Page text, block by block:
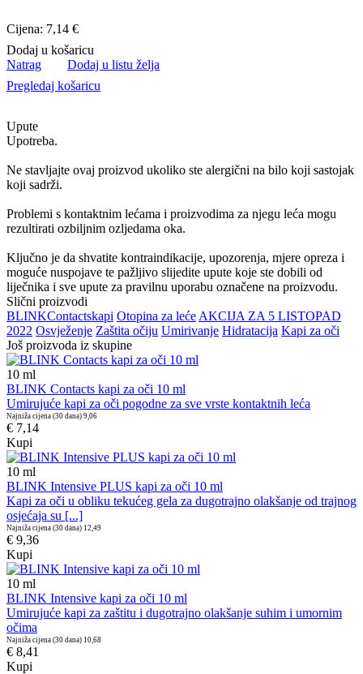
Cijena: 7,14 €
Dodaj u košaricu
Natrag
Dodaj u listu želja
Pregledaj košaricu
Upute
Upotreba.
Ne stavljajte ovaj proizvod ukoliko ste alergični na bilo koji sastojak
koji sadrži.
Problemi s kontaktnim lećama i proizvodima za njegu leća mogu
rezultirati ozbiljnim ozljedama oka.
Ključno je da shvatite kontraindikacije, upozorenja, mjere opreza i
moguće nuspojave te pažljivo slijedite upute koje ste dobili od
liječnika i sve upute za pravilnu uporabu označene na proizvodu.
Slični proizvodi
BLINKContactskapi Otopina za leće AKCIJA ZA 5 LISTOPAD
2022 Osvježenje Zaštita očiju Umirivanje Hidratacija Kapi za oči
Još proizvoda iz skupine
10 ml
BLINK Contacts kapi za oči 10 ml
Umirujuće kapi za oči pogodne za sve vrste kontaktnih leća
Najniža cijena (30 dana) 9,06
€ 7,14
Kupi
10 ml
BLINK Intensive PLUS kapi za oči 10 ml
Kapi za oči u obliku tekućeg gela za dugotrajno olakšanje od trajnog
osjećaja su [...]
Najniža cijena (30 dana) 12,49
€ 9,36
Kupi
10 ml
BLINK Intensive kapi za oči 10 ml
Umirujuće kapi za zaštitu i dugotrajno olakšanje suhim i umornim
očima
Najniža cijena (30 dana) 10,68
€ 8,41
Kupi